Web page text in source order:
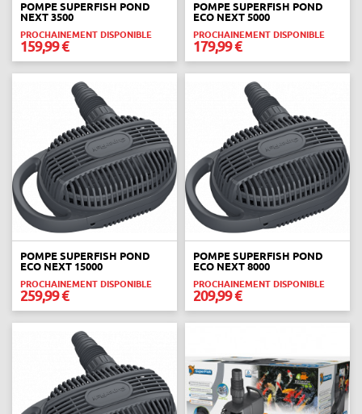
POMPE SUPERFISH POND
NEXT 3500
PROCHAINEMENT DISPONIBLE
159,99 €
POMPE SUPERFISH POND
ECO NEXT 5000
PROCHAINEMENT DISPONIBLE
179,99 €
POMPE SUPERFISH POND
ECO NEXT 15000
PROCHAINEMENT DISPONIBLE
259,99 €
POMPE SUPERFISH POND
ECO NEXT 8000
PROCHAINEMENT DISPONIBLE
209,99 €